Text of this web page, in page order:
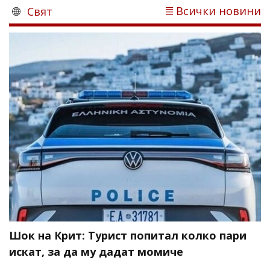
Свят Всички новини
Шок на Крит: Турист попитал колко пари
искат, за да му дадат момиче